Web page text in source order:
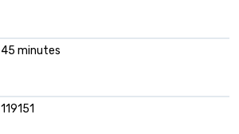
45 minutes
119151